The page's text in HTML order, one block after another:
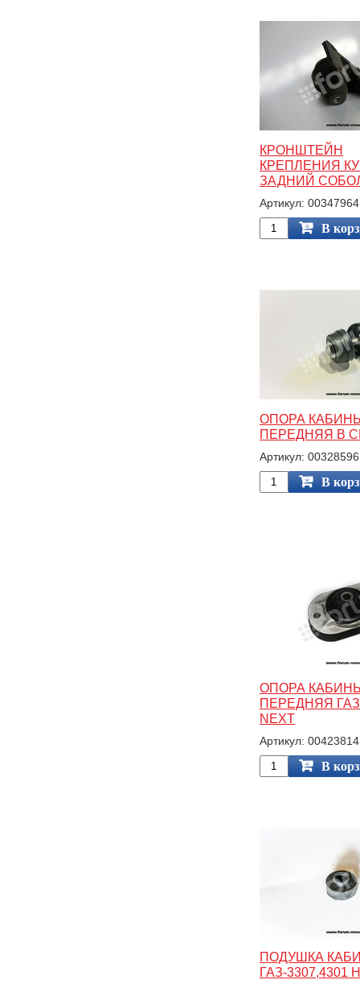
КРОНШТЕЙН
КРЕПЛЕНИЯ
ЗАДНИЙ
Артикул: 00347964
В
ОПОРА КАБИНЫ
ПЕРЕДНЯЯ В
Артикул: 00328596
В
ОПОРА
ПЕРЕДНЯЯ
NEXT
Артикул: 00423814
В
ПОДУШКА
ГАЗ-